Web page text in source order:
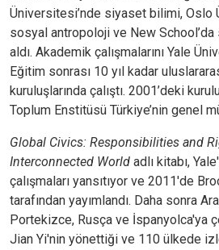
Üniversitesi’nde siyaset bilimi, Oslo
sosyal antropoloji ve New
aldı. Akademik çalışmalarını Yale
Eğitim sonrası 10 yıl kadar
kuruluşlarında çalıştı. 2001’deki
Toplum Enstitüsü Türkiye’nin genel
Global Civics: Responsibilities and
Interconnected World adlı kitabı,
çalışmaları yansıtıyor ve 2011'de
tarafından yayımlandı. Daha sonra
Portekizce, Rusça ve İspanyolca'ya
Jian Yi'nin yönettiği ve 110 ülkede